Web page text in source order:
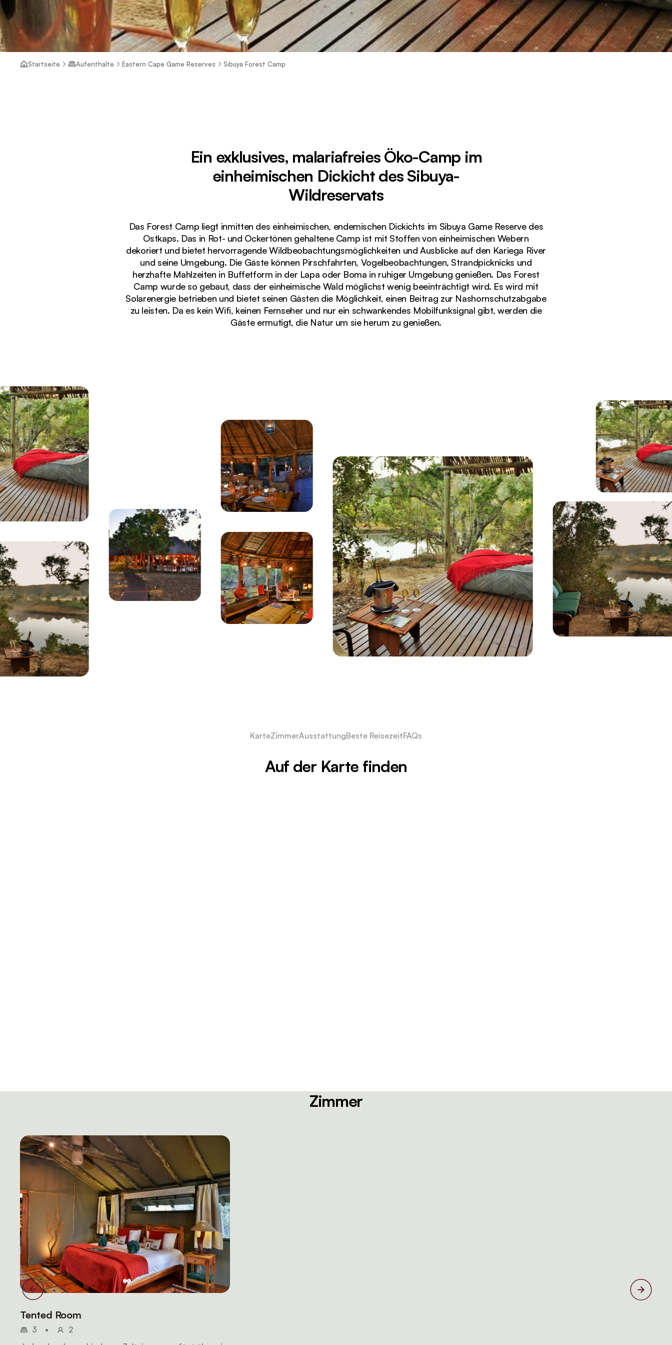
Startseite Aufenthalte Eastern Cape Game Reserves Sibuya Forest Camp
Ein exklusives, malariafreies Öko-Camp im
einheimischen Dickicht des Sibuya-
Wildreservats
Das Forest Camp liegt inmitten des einheimischen, endemischen Dickichts im Sibuya Game Reserve des
Ostkaps. Das in Rot- und Ockertönen gehaltene Camp ist mit Stoffen von einheimischen Webern
dekoriert und bietet hervorragende Wildbeobachtungsmöglichkeiten und Ausblicke auf den Kariega River
und seine Umgebung. Die Gäste können Pirschfahrten, Vogelbeobachtungen, Strandpicknicks und
herzhafte Mahlzeiten in Buffetform in der Lapa oder Boma in ruhiger Umgebung genießen. Das Forest
Camp wurde so gebaut, dass der einheimische Wald möglichst wenig beeinträchtigt wird. Es wird mit
Solarenergie betrieben und bietet seinen Gästen die Möglichkeit, einen Beitrag zur Nashornschutzabgabe
zu leisten. Da es kein Wifi, keinen Fernseher und nur ein schwankendes Mobilfunksignal gibt, werden die
Gäste ermutigt, die Natur um sie herum zu genießen.
KarteZimmerAusstattungBeste ReisezeitFAQs
Auf der Karte finden
Zimmer
Tented Room
3 •
2